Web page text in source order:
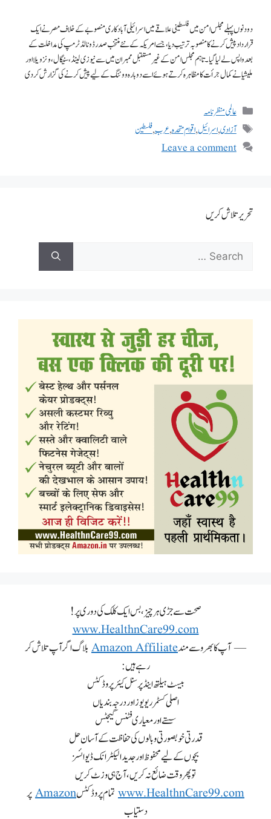
دودنوں پہلے مجلس امن میں فلسطینی علاقے میں اسرائیلی آبادکاری منصوبے کے خلاف مصرنے ایک
قرارداد پیش کرنے کا منصوبہ ترتیب دیا، جسے امریکہ کے نئے منتخب صدر ڈونالڈ ٹرمپ کی مداخلت کے
بعدواپس لے لیا گیا۔ تاہم مجلس امن کے غیر مستقبل ممبران میں سے نیوزی لینڈ،سنیگال، ونزویلا اور
ملیشیا نے کمال جرأت کا مظاہرہ کرتے ہوئے اسے دوبارہ ووٹنگ کے لیے پیش کرنے کی گزارش کردی
عالمی منظر نامہ
آزادی,اسرائیل,اقوام متحدہ,عرب,فلسطین
Leave a comment
تحریر تلاش کریں
صحت سے جڑی ہر چیز، بس ایک کلک کی دوری پر!
www.HealthnCare99.com
— آپ کا بھروسے مندAmazon Affiliateبلاگ اگر آپ تلاش کر
رہے ہیں:
بیسٹ ہیلتھ اینڈ پرسنل کیئر پروڈکٹس
اصلی کسٹمر ریویوز اور درجہ بندیاں
سستے اور معیاری فٹنس گیجٹس
قدرتی خوبصورتی و بالوں کی حفاظت کے آسان حل
بچوں کے لیے محفوظ اور جدید الیکٹرانک ڈیوائسز
تو پھر وقت ضائع نہ کریں، آج ہی وزٹ کریں
www.HealthnCare99.com تمام پروڈکٹسAmazonپر
دستیاب